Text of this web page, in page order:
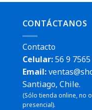
Envío rápido
CONTÁCTANOS
Contacto
Celular:56 9 7565
Email:
Santiago, Chile.
(Sólo tienda online, no
presencial).